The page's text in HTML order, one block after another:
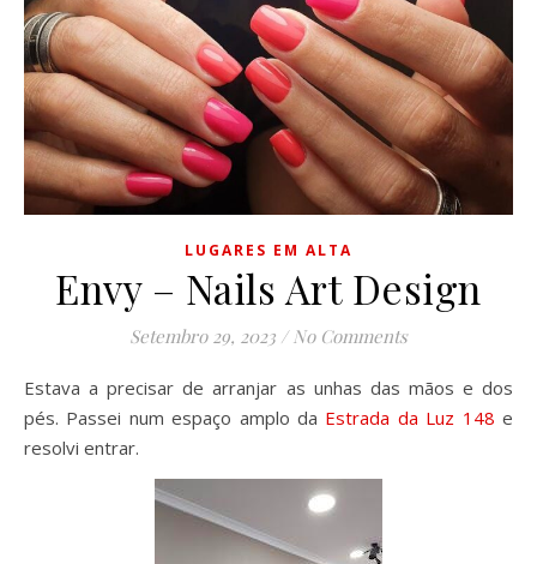
LUGARES EM ALTA
Envy – Nails Art Design
Setembro 29, 2023 / No Comments
Estava a precisar de arranjar as unhas das mãos e dos
pés. Passei num espaço amplo da Estrada da Luz 148 e
resolvi entrar.